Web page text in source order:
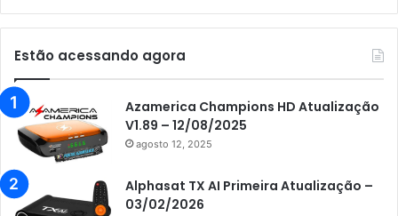
Audisat K10 Urus
Audisat K20 Huracan
Audisat K30 Aventador
Azamerica
Azamerica Beats
Azamerica Champions
Estão acessando agora
Azamerica Champions HD Atualização
V1.89 – 12/08/2025
agosto 12, 2025
Alphasat TX AI Primeira Atualização –
03/02/2026